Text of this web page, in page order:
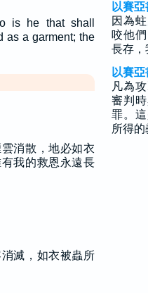
is he that shall
as a garment; the
消散，地必如衣
我的救恩永遠長
滅，如衣被蟲所
以賽
因為
咬他
長存，
以賽
凡為
審判
罪。
所得的